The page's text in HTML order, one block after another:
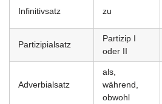
Infinitivsatz zu
Partizipialsatz
Partizip I
oder II
Adverbialsatz
als,
während,
obwohl